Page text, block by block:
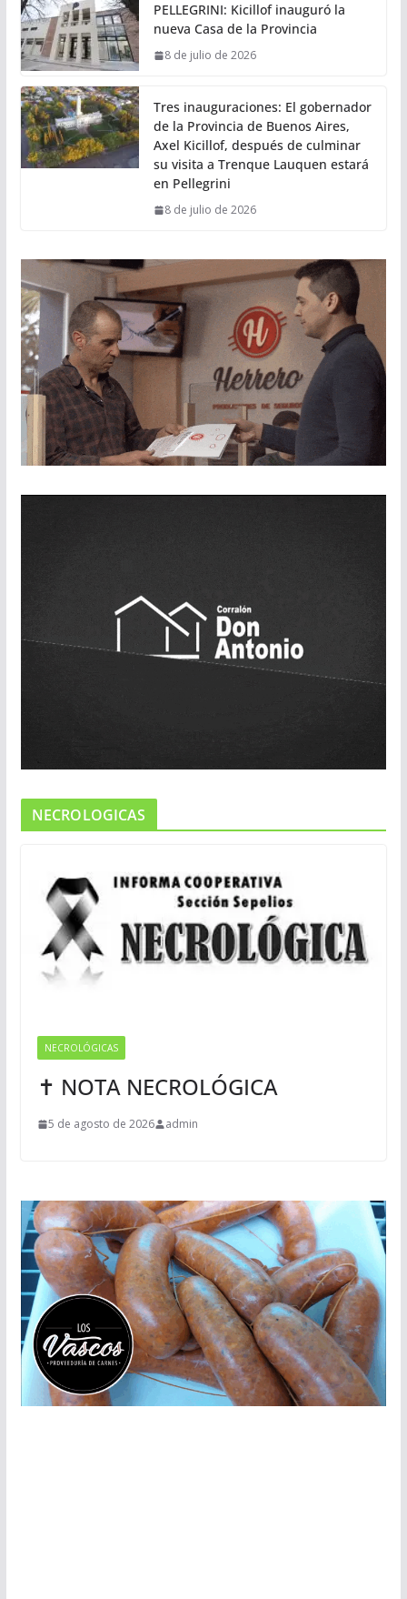
PELLEGRINI: Kicillof inauguró la
nueva Casa de la Provincia
8 de julio de 2026
Tres inauguraciones: El gobernador
de la Provincia de Buenos Aires,
Axel Kicillof, después de culminar
su visita a Trenque Lauquen estará
en Pellegrini
8 de julio de 2026
NECROLOGICAS
NECROLÓGICAS
✝ NOTA NECROLÓGICA
5 de agosto de 2026 admin